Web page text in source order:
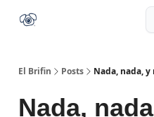
El Brifin Posts Nada, nada, y
Nada,